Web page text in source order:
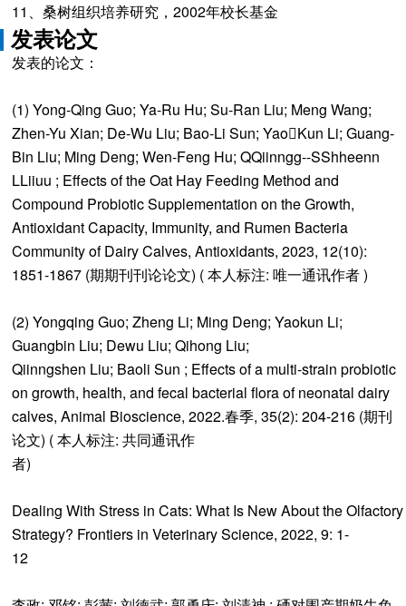
11、桑树组织培养研究，2002年校长基金
发表论文
发表的论文：
(1) Yong-Qing Guo; Ya-Ru Hu; Su-Ran Liu; Meng Wang;
Zhen-Yu Xian; De-Wu Liu; Bao-Li Sun; Yao￾Kun Li; Guang-
Bin Liu; Ming Deng; Wen-Feng Hu; QQiinngg--SShheenn
LLiiuu ; Effects of the Oat Hay Feeding Method and
Compound Probiotic Supplementation on the Growth,
Antioxidant Capacity, Immunity, and Rumen Bacteria
Community of Dairy Calves, Antioxidants, 2023, 12(10):
1851-1867 (期期刊刊论论文) ( 本人标注: 唯一通讯作者 )
(2) Yongqing Guo; Zheng Li; Ming Deng; Yaokun Li;
Guangbin Liu; Dewu Liu; Qihong Liu;
Qiinngshen Liu; Baoli Sun ; Effects of a multi-strain probiotic
on growth, health, and fecal bacterial flora of neonatal dairy
calves, Animal Bioscience, 2022.春季, 35(2): 204-216 (期刊
论文) ( 本人标注: 共同通讯作
者)
Dealing With Stress in Cats: What Is New About the Olfactory
Strategy? Frontiers in Veterinary Science, 2022, 9: 1-
12